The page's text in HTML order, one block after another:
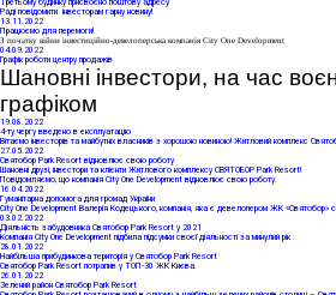
Третьому будинку присвоєно поштову адресу
Раді повідомити інвесторам гарну новину!
13.11.2022
Працюємо для перемоги!
З початку війни інвестиційно-девелоперська компанія City One Development
04.09.2022
Графік роботи центру продажів
Шановні інвестори, на час
графіком
19.08.2022
4-ту чергу введено в експлуатацію
Вітаємо інвесторів та майбутніх власників з хорошою новиною! Житловий комплекс
27.05.2022
Святобор Park Resort відновлює свою роботу
Шановні друзі, інвестори та клієнти Житлового комплексу СВЯТОБОР Park Resort!
Повідомляємо, що компанія City One Development відновлює свою роботу.
16.04.2022
Гуманітарна допомога для громад України
City One Development Валерія Кодецького, компанія, яка є девелопером ЖК «Святобор»
03.02.2022
Діяльність забудовника Cвятобор Park Resort у 2021
Компанія City One Development підбила підсумки своєї діяльності за минулий рік
28.01.2022
Найбільша прибудинкова територія у Святобор Park Resort
Святобор Park Resort потрапив у ТОП-30 ЖК Києва.
26.01.2022
Зелений район Святобор Park Resort